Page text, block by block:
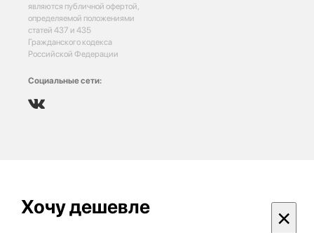
являются публичной офертой,
определяемой положениями
статей 437 и 435
Гражданского кодекса
Российской Федерации
Социальные сети:
Хочу дешевле ×